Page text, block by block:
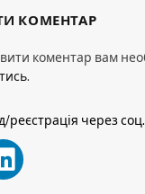
КОМЕНТАР
коментар вам
.
реєстрація через